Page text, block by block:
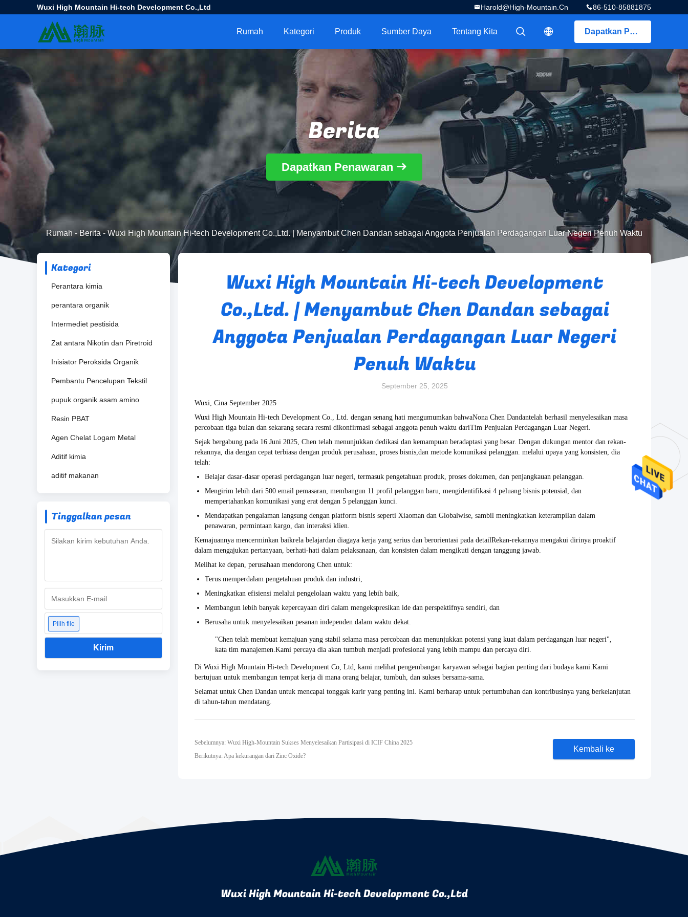
Wuxi High Mountain Hi-tech Development Co.,Ltd 86-510-85881875
Harold@high-Mountain.cn
Dapatkan Penawaran
描述
描述
Rumah Kategori Produk Sumber Daya Tentang Kita
Berita
Dapatkan Penawaran
Rumah - Berita-Wuxi High Mountain Hi-tech Development Co.,Ltd. | Menyambut Chen Dandan sebagai Anggota Penjualan Perdagangan Luar Negeri Penuh Waktu
Kategori
Perantara kimia
perantara organik
Intermediet pestisida
Zat antara Nikotin dan Piretroid
Inisiator Peroksida Organik
Pembantu Pencelupan Tekstil
pupuk organik asam amino
Resin PBAT
Agen Chelat Logam Metal
Aditif kimia
aditif makanan
Tinggalkan pesan
Pilih file
Kirim
Wuxi High Mountain Hi-tech Development
Co.,Ltd. | Menyambut Chen Dandan sebagai
Anggota Penjualan Perdagangan Luar Negeri
Penuh Waktu
September 25, 2025
Wuxi, Cina September 2025
Wuxi High Mountain Hi-tech Development Co., Ltd. dengan senang hati mengumumkan bahwaNona Chen Dandantelah berhasil menyelesaikan masa
percobaan tiga bulan dan sekarang secara resmi dikonfirmasi sebagai anggota penuh waktu dariTim Penjualan Perdagangan Luar Negeri.
Sejak bergabung pada 16 Juni 2025, Chen telah menunjukkan dedikasi dan kemampuan beradaptasi yang besar. Dengan dukungan mentor dan rekan-
rekannya, dia dengan cepat terbiasa dengan produk perusahaan, proses bisnis,dan metode komunikasi pelanggan. melalui upaya yang konsisten, dia
telah:
Belajar dasar-dasar operasi perdagangan luar negeri, termasuk pengetahuan produk, proses dokumen, dan penjangkauan pelanggan.
Mengirim lebih dari 500 email pemasaran, membangun 11 profil pelanggan baru, mengidentifikasi 4 peluang bisnis potensial, dan
mempertahankan komunikasi yang erat dengan 5 pelanggan kunci.
Mendapatkan pengalaman langsung dengan platform bisnis seperti Xiaoman dan Globalwise, sambil meningkatkan keterampilan dalam
penawaran, permintaan kargo, dan interaksi klien.
Kemajuannya mencerminkan baikrela belajardan diagaya kerja yang serius dan berorientasi pada detailRekan-rekannya mengakui dirinya proaktif
dalam mengajukan pertanyaan, berhati-hati dalam pelaksanaan, dan konsisten dalam mengikuti dengan tanggung jawab.
Melihat ke depan, perusahaan mendorong Chen untuk:
Terus memperdalam pengetahuan produk dan industri,
Meningkatkan efisiensi melalui pengelolaan waktu yang lebih baik,
Membangun lebih banyak kepercayaan diri dalam mengekspresikan ide dan perspektifnya sendiri, dan
Berusaha untuk menyelesaikan pesanan independen dalam waktu dekat.
"Chen telah membuat kemajuan yang stabil selama masa percobaan dan menunjukkan potensi yang kuat dalam perdagangan luar negeri",
kata tim manajemen.Kami percaya dia akan tumbuh menjadi profesional yang lebih mampu dan percaya diri.
Di Wuxi High Mountain Hi-tech Development Co, Ltd, kami melihat pengembangan karyawan sebagai bagian penting dari budaya kami.Kami
bertujuan untuk membangun tempat kerja di mana orang belajar, tumbuh, dan sukses bersama-sama.
Selamat untuk Chen Dandan untuk mencapai tonggak karir yang penting ini. Kami berharap untuk pertumbuhan dan kontribusinya yang berkelanjutan
di tahun-tahun mendatang.
Sebelumnya: Wuxi High-Mountain Sukses Menyelesaikan Partisipasi di ICIF China 2025
Berikutnya: Apa kekurangan dari Zinc Oxide?
Kembali ke
Wuxi High Mountain Hi-tech Development Co.,Ltd